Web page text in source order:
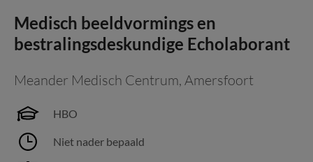
Medisch beeldvormings en
bestralingsdeskundige Echolaborant
Meander Medisch Centrum, Amersfoort
HBO
Niet nader bepaald